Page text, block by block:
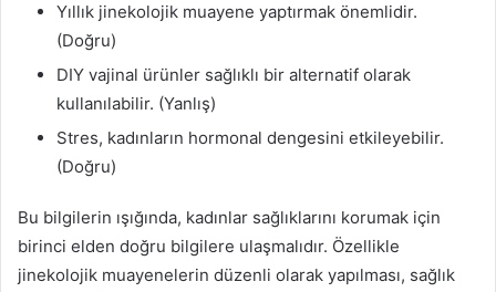
Yıllık jinekolojik muayene yaptırmak önemlidir.
(Doğru)
DIY vajinal ürünler sağlıklı bir alternatif olarak
kullanılabilir. (Yanlış)
Stres, kadınların hormonal dengesini etkileyebilir.
(Doğru)
Bu bilgilerin ışığında, kadınlar sağlıklarını korumak için
birinci elden doğru bilgilere ulaşmalıdır. Özellikle
jinekolojik muayenelerin düzenli olarak yapılması, sağlık